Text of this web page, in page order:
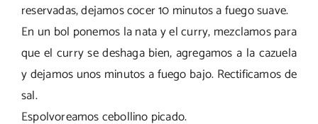
reservadas, dejamos cocer 10 minutos a fuego suave.
En un bol ponemos la nata y el curry, mezclamos para
que el curry se deshaga bien, agregamos a la cazuela
y dejamos unos minutos a fuego bajo. Rectificamos de
sal.
Espolvoreamos cebollino picado.